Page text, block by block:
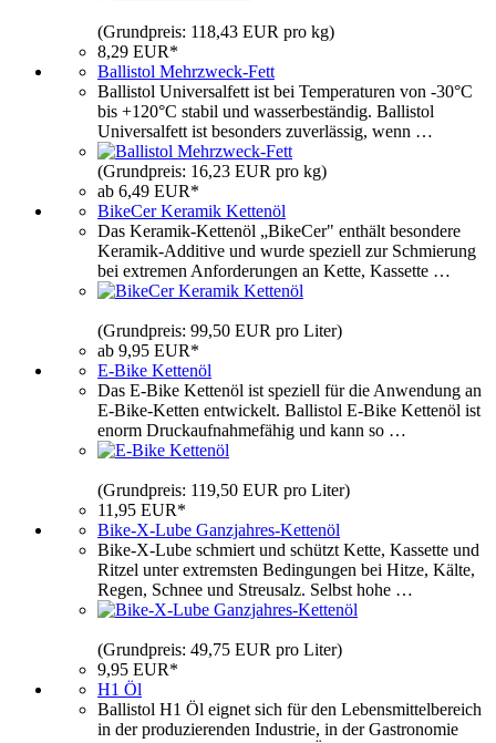
(Grundpreis: 118,43 EUR pro kg)
8,29 EUR*
Ballistol Mehrzweck-Fett
Ballistol Universalfett ist bei Temperaturen von -30°C
bis +120°C stabil und wasserbeständig. Ballistol
Universalfett ist besonders zuverlässig, wenn …
(Grundpreis: 16,23 EUR pro kg)
ab 6,49 EUR*
BikeCer Keramik Kettenöl
Das Keramik-Kettenöl „BikeCer" enthält besondere
Keramik-Additive und wurde speziell zur Schmierung
bei extremen Anforderungen an Kette, Kassette …
(Grundpreis: 99,50 EUR pro Liter)
ab 9,95 EUR*
E-Bike Kettenöl
Das E-Bike Kettenöl ist speziell für die Anwendung an
E-Bike-Ketten entwickelt. Ballistol E-Bike Kettenöl ist
enorm Druckaufnahmefähig und kann so …
(Grundpreis: 119,50 EUR pro Liter)
11,95 EUR*
Bike-X-Lube Ganzjahres-Kettenöl
Bike-X-Lube schmiert und schützt Kette, Kassette und
Ritzel unter extremsten Bedingungen bei Hitze, Kälte,
Regen, Schnee und Streusalz. Selbst hohe …
(Grundpreis: 49,75 EUR pro Liter)
9,95 EUR*
H1 Öl
Ballistol H1 Öl eignet sich für den Lebensmittelbereich
in der produzierenden Industrie, in der Gastronomie